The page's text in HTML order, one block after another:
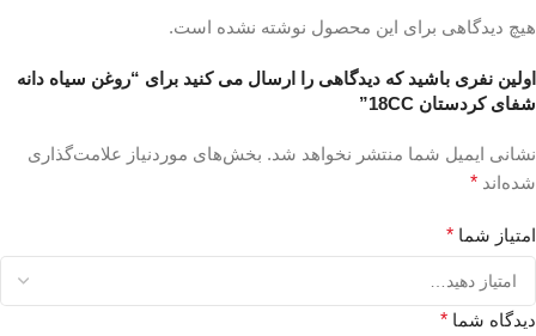
هیچ دیدگاهی برای این محصول نوشته نشده است.
اولین نفری باشید که دیدگاهی را ارسال می کنید برای “روغن سیاه دانه
شفای کردستان 18CC”
نشانی ایمیل شما منتشر نخواهد شد. بخش‌های موردنیاز علامت‌گذاری
شده‌اند *
امتیاز شما *
دیدگاه شما *